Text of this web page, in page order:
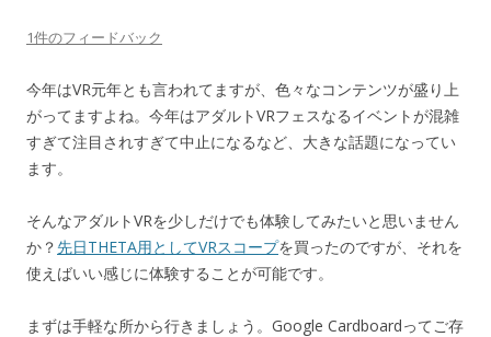
1件のフィードバック
今年はVR元年とも言われてますが、色々なコンテンツが盛り上
がってますよね。今年はアダルトVRフェスなるイベントが混雑
すぎて注目されすぎて中止になるなど、大きな話題になってい
ます。
そんなアダルトVRを少しだけでも体験してみたいと思いません
か？先日THETA用としてVRスコープを買ったのですが、それを
使えばいい感じに体験することが可能です。
まずは手軽な所から行きましょう。Google Cardboardってご存